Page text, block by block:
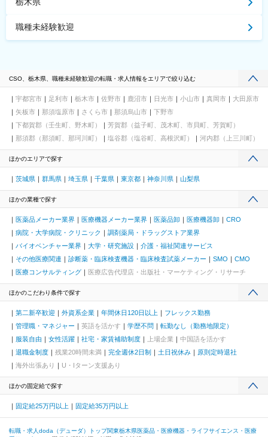
職種未経験歓迎
CSO、栃木県、職種未経験歓迎の転職・求人情報をエリアで絞り込む
宇都宮市 足利市 栃木市 佐野市 鹿沼市 日光市 小山市 真岡市
大田原市
矢板市
那須塩原市 さくら市 那須烏山市
下野市
下都賀郡（壬生町、野木町）
芳賀郡（益子町、茂木町、市貝町、芳賀町）
那須郡（那須町、那珂川町）
塩谷郡（塩谷町、高根沢町） 河内郡（上三川町）
ほかのエリアで探す
茨城県 群馬県 埼玉県 千葉県 東京都 神奈川県 山梨県
ほかの業種で探す
医薬品メーカー業界 医療機器メーカー業界 医薬品卸 医療機器卸
CRO
病院・大学病院・クリニック
調剤薬局・ドラッグストア業界
バイオベンチャー業界
大学・研究施設
介護・福祉関連サービス
その他医療関連
診断薬・臨床検査機器・臨床検査試薬メーカー SMO
CMO
医療コンサルティング
医療広告代理店・出版社・マーケティング・リサーチ
ほかのこだわり条件で探す
第二新卒歓迎 外資系企業 年間休日120日以上
フレックス勤務
管理職・マネジャー
英語を活かす 学歴不問
転勤なし（勤務地限定）
服装自由
女性活躍 社宅・家賃補助制度 上場企業
中国語を活かす
退職金制度
残業20時間未満 完全週休2日制 土日祝休み
原則定時退社
海外出張あり
U・Iターン支援あり
ほかの固定給で探す
固定給25万円以上 固定給35万円以上
転職・求人doda（デューダ）トップ関東栃木県医薬品・医療機器・ライフサイエンス・医療